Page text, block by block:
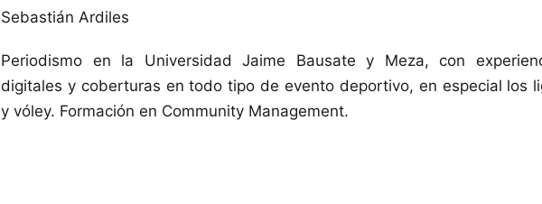
Sebastián Ardiles
Periodismo en la Universidad Jaime Bausate y Meza, con
digitales y coberturas en todo tipo de evento deportivo, en especial los
y vóley. Formación en Community Management.